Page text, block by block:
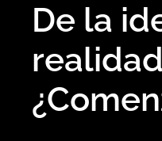
De la
realidad